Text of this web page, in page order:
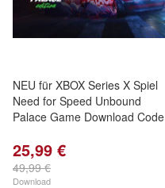
NEU für XBOX Series X Spiel
Need for Speed Unbound
Palace Game Download Code
25,99 €
49,99 €
Download